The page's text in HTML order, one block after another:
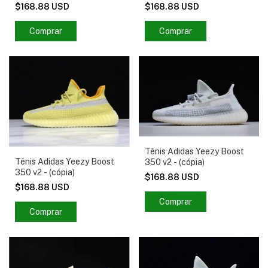
$168.88 USD
Comprar
$168.88 USD
Comprar
Tênis Adidas Yeezy Boost
350 v2 - (cópia)
$168.88 USD
Comprar
Tênis Adidas Yeezy Boost
350 v2 - (cópia)
$168.88 USD
Comprar